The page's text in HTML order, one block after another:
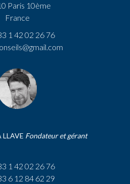
Paris 10ème
France
1 42 02 26 76
LLAVE Fondateur et gérant
1 42 02 26 76
6 12 84 62 29